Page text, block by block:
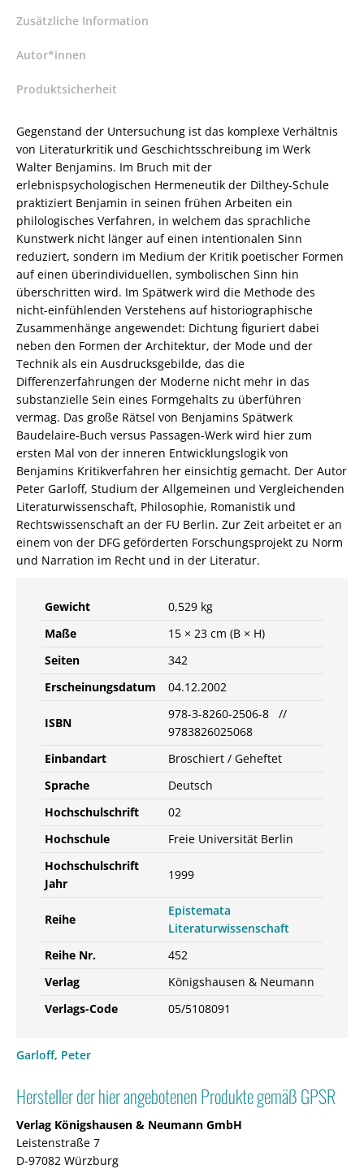
ISBN
/
3-
2506-
8
/
978-
3-
82-
602506-
8
Menge
Zusätzliche Information
Autor*innen
Produktsicherheit
Gegenstand der Untersuchung ist das komplexe Verhältnis
von Literaturkritik und Geschichtsschreibung im Werk
Walter Benjamins. Im Bruch mit der
erlebnispsychologischen Hermeneutik der Dilthey-Schule
praktiziert Benjamin in seinen frühen Arbeiten ein
philologisches Verfahren, in welchem das sprachliche
Kunstwerk nicht länger auf einen intentionalen Sinn
reduziert, sondern im Medium der Kritik poetischer Formen
auf einen überindividuellen, symbolischen Sinn hin
überschritten wird. Im Spätwerk wird die Methode des
nicht-einfühlenden Verstehens auf historiographische
Zusammenhänge angewendet: Dichtung figuriert dabei
neben den Formen der Architektur, der Mode und der
Technik als ein Ausdrucksgebilde, das die
Differenzerfahrungen der Moderne nicht mehr in das
substanzielle Sein eines Formgehalts zu überführen
vermag. Das große Rätsel von Benjamins Spätwerk
Baudelaire-Buch versus Passagen-Werk wird hier zum
ersten Mal von der inneren Entwicklungslogik von
Benjamins Kritikverfahren her einsichtig gemacht. Der Autor
Peter Garloff, Studium der Allgemeinen und Vergleichenden
Literaturwissenschaft, Philosophie, Romanistik und
Rechtswissenschaft an der FU Berlin. Zur Zeit arbeitet er an
einem von der DFG geförderten Forschungsprojekt zu Norm
und Narration im Recht und in der Literatur.
Gewicht
0,529 kg
Maße
15 × 23 cm (B × H)
Seiten
342
Erscheinungsdatum
04.12.2002
ISBN
978-3-8260-2506-8 //
9783826025068
Einbandart
Broschiert / Geheftet
Sprache
Deutsch
Hochschulschrift
02
Hochschule
Freie Universität Berlin
Hochschulschrift
Jahr
1999
Reihe
Epistemata
Literaturwissenschaft
Reihe Nr.
452
Verlag
Königshausen & Neumann
Verlags-Code
05/5108091
Garloff, Peter
Hersteller der hier angebotenen Produkte gemäß GPSR
Verlag Königshausen & Neumann GmbH
Leistenstraße 7
D-97082 Würzburg